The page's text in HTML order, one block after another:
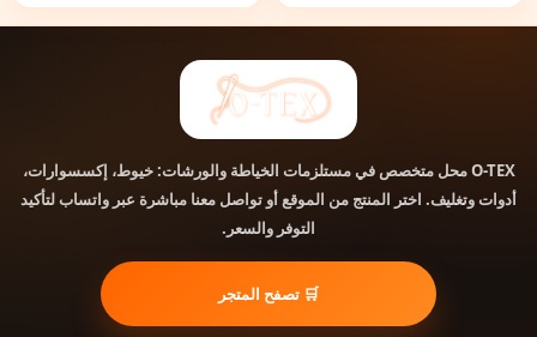
O-TEXمحل متخصص في مستلزمات الخياطة والورشات: خيوط، إكسسوارات،
أدوات وتغليف. اختر المنتج من الموقع أو تواصل معنا مباشرة عبر واتساب لتأكيد
التوفر والسعر.
🛒 تصفح المتجر